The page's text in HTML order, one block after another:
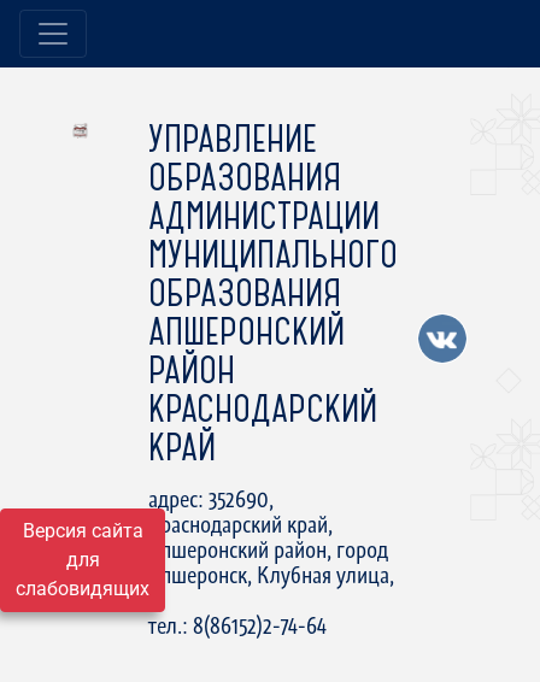
Версия сайта
для
слабовидящих
УПРАВЛЕНИЕ
ОБРАЗОВАНИЯ
АДМИНИСТРАЦИИ
МУНИЦИПАЛЬНОГО
ОБРАЗОВАНИЯ
АПШЕРОНСКИЙ
РАЙОН
КРАСНОДАРСКИЙ
КРАЙ
адрес: 352690,
Краснодарский край,
Апшеронский район, город
Апшеронск, Клубная улица,
15
тел.: 8(86152)2-74-64